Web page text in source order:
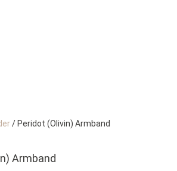
/ Peridot (Olivin) Armband
Armband